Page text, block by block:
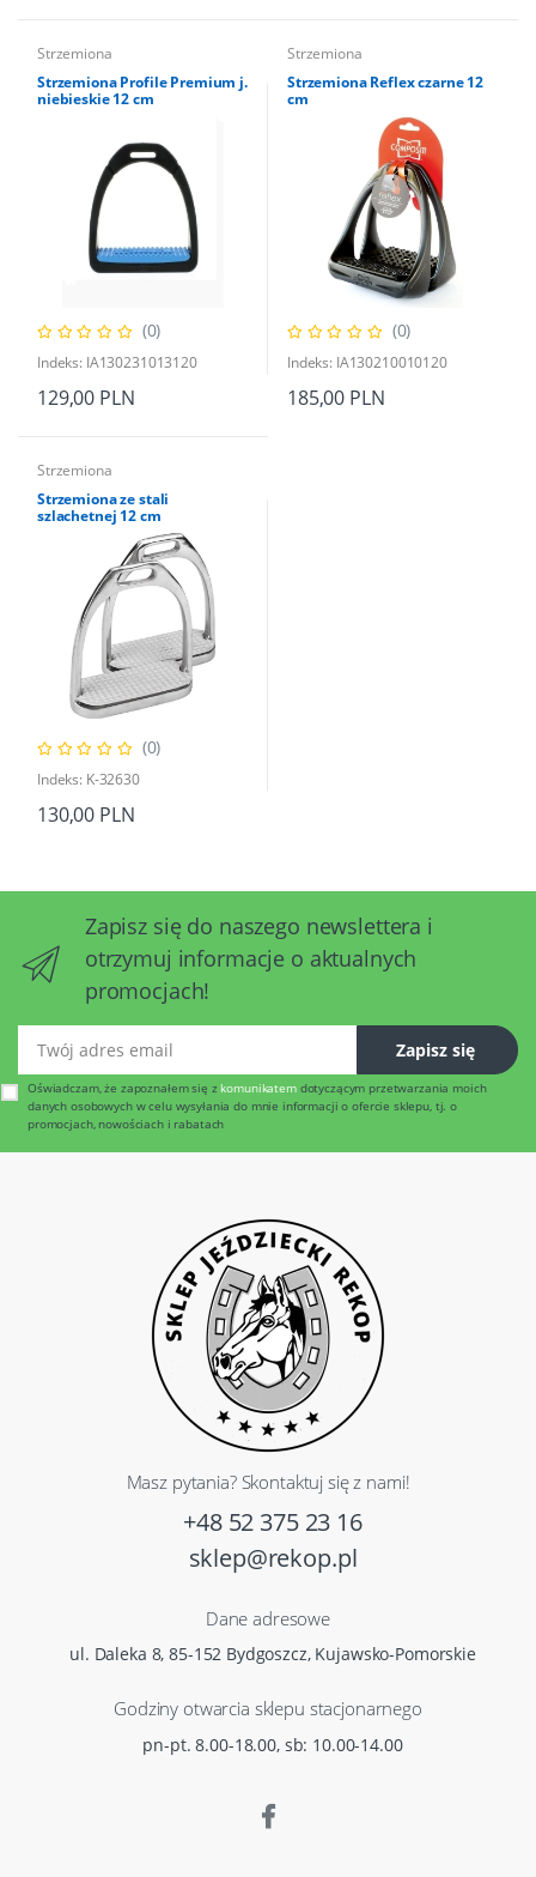
Strzemiona
Strzemiona Profile Premium j.
niebieskie 12 cm
(0)
Indeks: IA130231013120
129,00 PLN
Strzemiona
Strzemiona Reflex czarne 12
cm
(0)
Indeks: IA130210010120
185,00 PLN
Strzemiona
Strzemiona ze stali
szlachetnej 12 cm
(0)
Indeks: K-32630
130,00 PLN
Zapisz się do naszego newslettera i
otrzymuj informacje o aktualnych
promocjach!
Zapisz się
Oświadczam, że zapoznałem się z komunikatemdotyczącym przetwarzania moich
danych osobowych w celu wysyłania do mnie informacji o ofercie sklepu, tj. o
promocjach, nowościach i rabatach
Masz pytania? Skontaktuj się z nami!
+48 52 375 23 16
sklep@rekop.pl
Dane adresowe
ul. Daleka 8, 85-152 Bydgoszcz, Kujawsko-Pomorskie
Godziny otwarcia sklepu stacjonarnego
pn-pt. 8.00-18.00, sb: 10.00-14.00